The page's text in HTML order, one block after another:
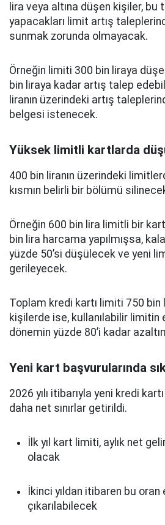
lira veya altına düşen kişiler, bu
yapacakları limit artış
sunmak zorunda olmayacak.
Örneğin limiti 300 bin liraya
bin liraya kadar artış talep
liranın üzerindeki artış
belgesi istenecek.
Yüksek limitli kartlarda
400 bin liranın üzerindeki
kısmın belirli bir bölümü
Örneğin 600 bin lira limitli bir
bin lira harcama yapılmışsa,
yüzde 50’si düşülecek ve yeni
gerileyecek.
Toplam kredi kartı limiti 750 bin
kişilerde ise, kullanılabilir limitin
dönemin yüzde 80’i kadar
Yeni kart başvurularında
2026 yılı itibarıyla yeni kredi
daha net sınırlar getirildi.
İlk yıl kart limiti, aylık net
olacak
İkinci yıldan itibaren bu oran
çıkarılabilecek